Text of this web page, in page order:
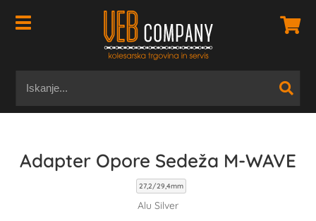
Adapter Opore Sedeža M-WAVE
27,2/29,4mm
Alu Silver